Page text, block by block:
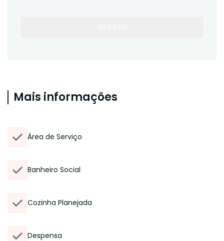
Mais informações
Área de Serviço
Banheiro Social
Cozinha Planejada
Despensa